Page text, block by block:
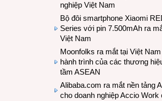
nghiệp Việt Nam
Bộ đôi smartphone Xiaomi
Series với pin 7.500mAh ra
Việt Nam
Moonfolks ra mắt tại Việt
hành trình của các thương
tầm ASEAN
Alibaba.com ra mắt nền tảng
cho doanh nghiệp Accio Work